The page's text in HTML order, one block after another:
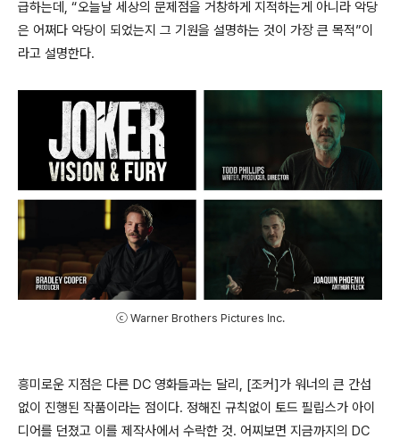
급하는데, “오늘날 세상의 문제점을 거창하게 지적하는게 아니라 악당
은 어쩌다 악당이 되었는지 그 기원을 설명하는 것이 가장 큰 목적”이
라고 설명한다.
ⓒ Warner Brothers Pictures Inc.
흥미로운 지점은 다른 DC 영화들과는 달리, [조커]가 워너의 큰 간섭
없이 진행된 작품이라는 점이다. 정해진 규칙없이 토드 필립스가 아이
디어를 던졌고 이를 제작사에서 수락한 것. 어찌보면 지금까지의 DC